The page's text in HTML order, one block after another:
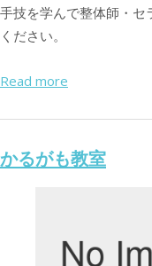
手技を学んで整体師・セ
ください。
Read more
かるがも教室